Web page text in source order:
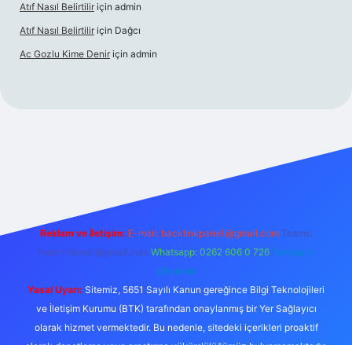
Atıf Nasıl Belirtilir için admin
Atıf Nasıl Belirtilir için Dağcı
Ac Gozlu Kime Denir için admin
Reklam ve İletişim: E-mail: backlinkpaneli@gmail.com Teams:
forumhizmeti@gmail.com Whatsapp: 0262 606 0 726 Telegram:
@karabul
Yasal Uyarı: Sitemiz, 5651 Sayılı Kanun gereğince Bilgi Teknolojileri
ve İletişim Kurumu (BTK) tarafından onaylanmış bir Yer Sağlayıcı
olarak hizmet vermektedir. Bu nedenle, sitedeki içerikleri proaktif